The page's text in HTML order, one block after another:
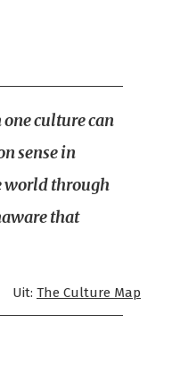
culture can
sense in
world through
that
Uit: The Culture Map